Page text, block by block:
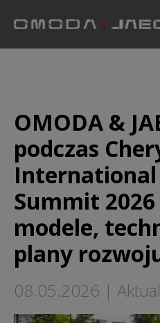
OMODA &
podczas
International
Summit 2026
modele,
plany
08.05.2026 |